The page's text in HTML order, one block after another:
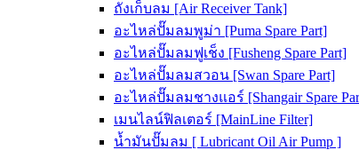
ถังเก็บลม [Air Receiver Tank]
อะไหล่ปั๊มลมพูม่า [Puma Spare Part]
อะไหล่ปั๊มลมฟูเช็ง [Fusheng Spare Part]
อะไหล่ปั๊มลมสวอน [Swan Spare Part]
อะไหล่ปั๊มลมชางแอร์ [Shangair Spare
เมนไลน์ฟิลเตอร์ [MainLine Filter]
น้ำมันปั๊มลม [ Lubricant Oil Air Pump ]